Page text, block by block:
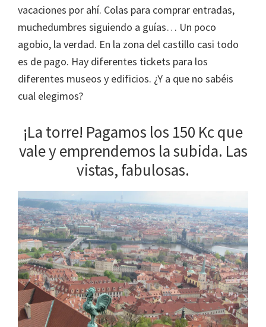
vacaciones por ahí. Colas para comprar entradas,
muchedumbres siguiendo a guías… Un poco
agobio, la verdad. En la zona del castillo casi todo
es de pago. Hay diferentes tickets para los
diferentes museos y edificios. ¿Y a que no sabéis
cual elegimos?
¡La torre! Pagamos los 150 Kc que
vale y emprendemos la subida. Las
vistas, fabulosas.